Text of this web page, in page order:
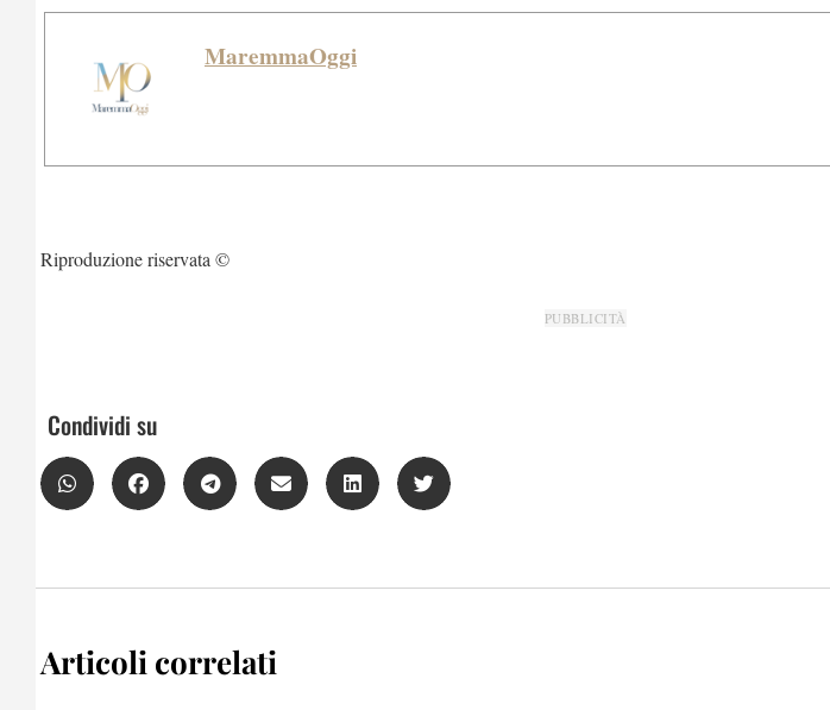
MaremmaOggi
Riproduzione riservata ©
PUBBLICITÀ
Condividi su
Articoli correlati